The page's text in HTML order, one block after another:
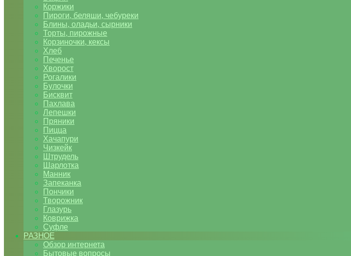
Коржики
Пироги, беляши, чебуреки
Блины, оладьи, сырники
Торты, пирожные
Корзиночки, кексы
Хлеб
Печенье
Хворост
Рогалики
Булочки
Бисквит
Пахлава
Лепешки
Пряники
Пицца
Хачапури
Чизкейк
Штрудель
Шарлотка
Манник
Запеканка
Пончики
Творожник
Глазурь
Коврижка
Суфле
РАЗНОЕ
Обзор интернета
Бытовые вопросы